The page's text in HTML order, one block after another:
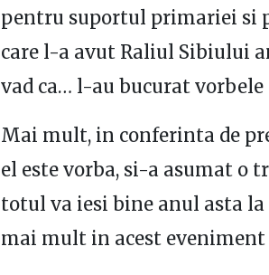
pentru suportul primariei si
care l-a avut Raliul Sibiului
vad ca… l-au bucurat
Mai mult, in conferinta de
el este vorba, si-a asumat o
totul va iesi bine anul asta
mai mult in acest eveniment